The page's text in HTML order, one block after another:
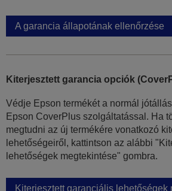
A garancia állapotának ellenőrzése
Kiterjesztett garancia opciók
Védje Epson termékét a normál
Epson CoverPlus szolgáltatással. Ha
megtudni az új termékére vonatkozó
lehetőségeiről, kattintson az alábbi
lehetőségek megtekintése" gombra.
Kiterjesztett garanciális lehetőségek